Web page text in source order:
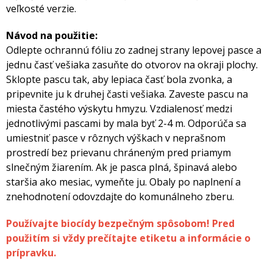
veľkosté verzie.
Návod na použitie:
Odlepte ochrannú fóliu zo zadnej strany lepovej pasce a
jednu časť vešiaka zasuňte do otvorov na okraji plochy.
Sklopte pascu tak, aby lepiaca časť bola zvonka, a
pripevnite ju k druhej časti vešiaka. Zaveste pascu na
miesta častého výskytu hmyzu. Vzdialenosť medzi
jednotlivými pascami by mala byť 2-4 m. Odporúča sa
umiestniť pasce v rôznych výškach v neprašnom
prostredí bez prievanu chráneným pred priamym
slnečným žiarením. Ak je pasca plná, špinavá alebo
staršia ako mesiac, vymeňte ju. Obaly po naplnení a
znehodnotení odovzdajte do komunálneho zberu.
Používajte biocídy bezpečným spôsobom! Pred
použitím si vždy prečítajte etiketu a informácie o
prípravku.